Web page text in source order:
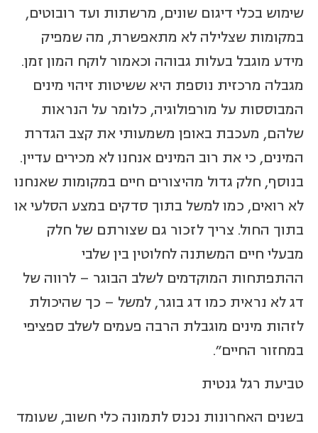
שימוש בכלי דיגום שונים, מרשתות ועד רובוטים,
במקומות שצלילה לא מתאפשרת, מה שמפיק
מידע מוגבל בעלות גבוהה וכאמור לוקח המון זמן.
מגבלה מרכזית נוספת היא ששיטות זיהוי מינים
המבוססות על מורפולוגיה, כלומר על הנראות
שלהם, מעכבת באופן משמעותי את קצב הגדרת
המינים, כי את רוב המינים אנחנו לא מכירים עדיין.
בנוסף, חלק גדול מהיצורים חיים במקומות שאנחנו
לא רואים, כמו למשל בתוך סדקים במצע הסלעי או
בתוך החול. צריך לזכור גם שצורתם של חלק
מבעלי חיים המשתנה לחלוטין בין שלבי
ההתפתחות המוקדמים לשלב הבוגר – לרווה של
דג לא נראית כמו דג בוגר, למשל – כך שהיכולת
לזהות מינים מוגבלת הרבה פעמים לשלב ספציפי
במחזור החיים".
טביעת רגל גנטית
בשנים האחרונות נכנס לתמונה כלי חשוב, שעומד